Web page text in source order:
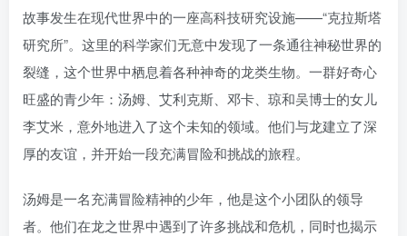
故事发生在现代世界中的一座高科技研究设施——“克拉斯塔
研究所”。这里的科学家们无意中发现了一条通往神秘世界的
裂缝，这个世界中栖息着各种神奇的龙类生物。一群好奇心
旺盛的青少年：汤姆、艾利克斯、邓卡、琼和吴博士的女儿
李艾米，意外地进入了这个未知的领域。他们与龙建立了深
厚的友谊，并开始一段充满冒险和挑战的旅程。
汤姆是一名充满冒险精神的少年，他是这个小团队的领导
者。他们在龙之世界中遇到了许多挑战和危机，同时也揭示